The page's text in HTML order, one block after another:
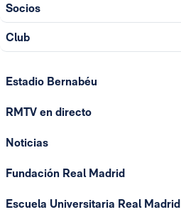
Socios
Club
Estadio Bernabéu
RMTV en directo
Noticias
Fundación Real Madrid
Escuela Universitaria Real Madrid